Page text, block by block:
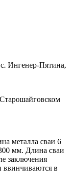
Ингенер-Пятина,
металла сваи 6
мм. Длина сваи
заключения
ввинчиваются в